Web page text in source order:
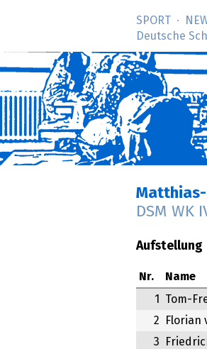
SPORT
Deutsche
Matthias-
DSM WK
Aufstellung
Nr. Name
1 Tom-
2
Florian
3